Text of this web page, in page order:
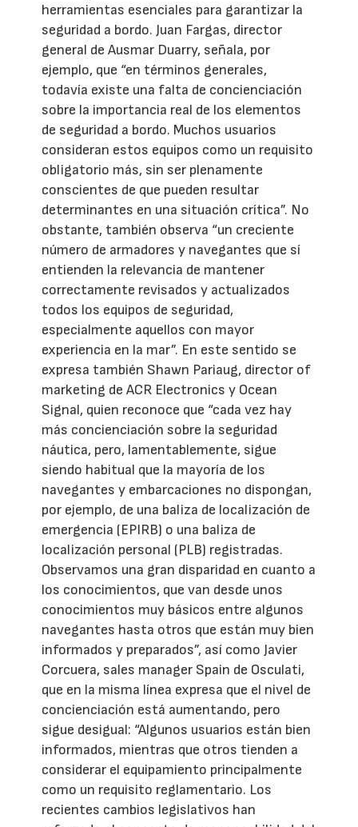
herramientas esenciales para garantizar la
seguridad a bordo. Juan Fargas, director
general de Ausmar Duarry, señala, por
ejemplo, que “en términos generales,
todavía existe una falta de concienciación
sobre la importancia real de los elementos
de seguridad a bordo. Muchos usuarios
consideran estos equipos como un requisito
obligatorio más, sin ser plenamente
conscientes de que pueden resultar
determinantes en una situación crítica”. No
obstante, también observa “un creciente
número de armadores y navegantes que sí
entienden la relevancia de mantener
correctamente revisados y actualizados
todos los equipos de seguridad,
especialmente aquellos con mayor
experiencia en la mar”. En este sentido se
expresa también Shawn Pariaug, director of
marketing de ACR Electronics y Ocean
Signal, quien reconoce que “cada vez hay
más concienciación sobre la seguridad
náutica, pero, lamentablemente, sigue
siendo habitual que la mayoría de los
navegantes y embarcaciones no dispongan,
por ejemplo, de una baliza de localización de
emergencia (EPIRB) o una baliza de
localización personal (PLB) registradas.
Observamos una gran disparidad en cuanto a
los conocimientos, que van desde unos
conocimientos muy básicos entre algunos
navegantes hasta otros que están muy bien
informados y preparados”, así como Javier
Corcuera, sales manager Spain de Osculati,
que en la misma línea expresa que el nivel de
concienciación está aumentando, pero
sigue desigual: “Algunos usuarios están bien
informados, mientras que otros tienden a
considerar el equipamiento principalmente
como un requisito reglamentario. Los
recientes cambios legislativos han